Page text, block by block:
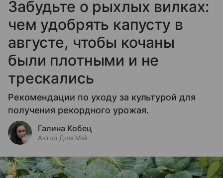
Забудьте о рыхлых вилках:
чем удобрять капусту в
августе, чтобы кочаны
были плотными и не
трескались
Рекомендации по уходу за культурой для
получения рекордного урожая.
Галина Кобец
Автор Дом Mail